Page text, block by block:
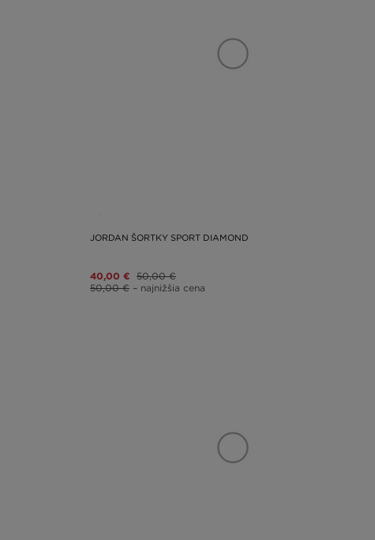
JORDAN ŠORTKY SPORT DIAMOND
40,00 € 50,00 €
50,00 € – najnižšia cena